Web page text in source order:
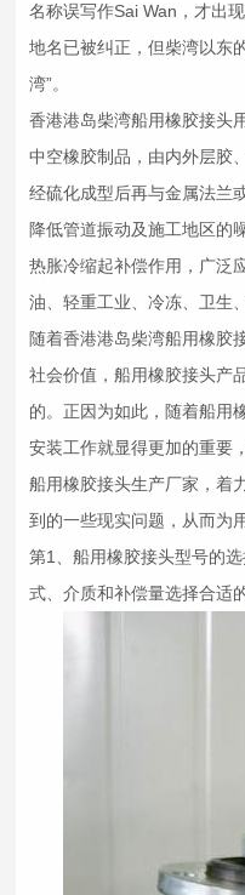
名称误写作Sai Wan，才出
地名已被纠正，但柴湾以东
湾”。
香港港岛柴湾船用橡胶接头
中空橡胶制品，由内外层胶
经硫化成型后再与金属法兰
降低管道振动及施工地区的
热胀冷缩起补偿作用，广泛
油、轻重工业、冷冻、卫生
随着香港港岛柴湾船用橡胶
社会价值，船用橡胶接头产
的。正因为如此，随着船用
安装工作就显得更加的重要
船用橡胶接头生产厂家，着
到的一些现实问题，从而为
第1、船用橡胶接头型号的
式、介质和补偿量选择合适